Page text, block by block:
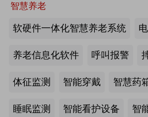
智慧养老
软硬件一体化智慧养老系统
养老信息化软件 呼叫报警
体征监测 智能穿戴 智慧药
睡眠监测 智能看护设备 智
施数量已达39.6万
来源:中国新闻网